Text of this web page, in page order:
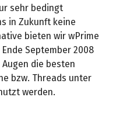
sehr bedingt
in Zukunft keine
bieten wir wPrime
September 2008
die besten
bzw. Threads unter
werden.